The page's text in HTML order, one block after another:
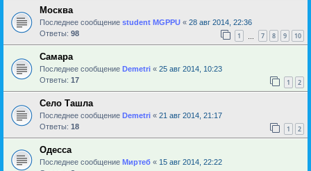
Москва
Последнее сообщение student MGPPU « 28 авг 2014, 22:36
Ответы: 98 1 7 8 9 10
Самара
Последнее сообщение Demetri « 25 авг 2014, 10:23
Ответы: 17 1 2
Село Ташла
Последнее сообщение Demetri « 21 авг 2014, 21:17
Ответы: 18 1 2
Одесса
Последнее сообщение Миртеб « 15 авг 2014, 22:22